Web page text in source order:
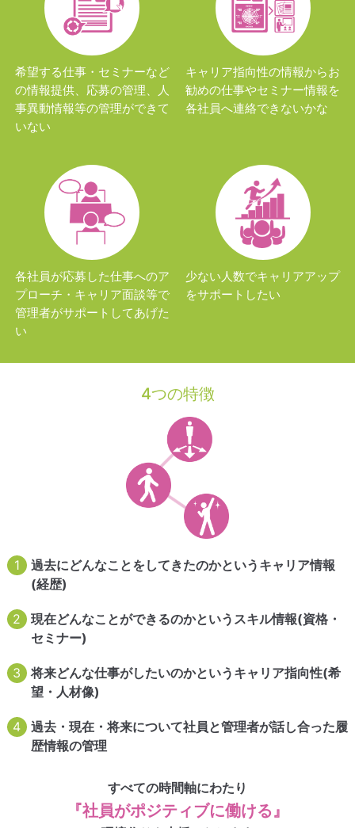
希望する仕事・セミナーなど
の情報提供、応募の管理、人
事異動情報等の管理ができて
いない
キャリア指向性の情報からお
勧めの仕事やセミナー情報を
各社員へ連絡できないかな
各社員が応募した仕事へのア
プローチ・キャリア面談等で
管理者がサポートしてあげた
い
少ない人数でキャリアアップ
をサポートしたい
4つの特徴
1
過去にどんなことをしてきたのかというキャリア情報
(経歴)
2
現在どんなことができるのかというスキル情報(資格・
セミナー)
3
将来どんな仕事がしたいのかというキャリア指向性(希
望・人材像)
4
過去・現在・将来について社員と管理者が話し合った履
歴情報の管理
すべての時間軸にわたり
『社員がポジティブに働ける』